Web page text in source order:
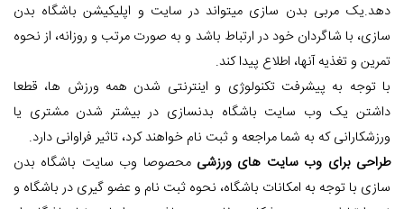
دهد.یک مربی بدن سازی میتواند در سایت و اپلیکیشن باشگاه بدن
سازی، با شاگردان خود در ارتباط باشد و به صورت مرتب و روزانه، از نحوه
تمرین و تغذیه آنها، اطلاع پیدا کند.
با توجه به پیشرفت تکنولوژی و اینترنتی شدن همه ورزش ها، قطعا
داشتن یک وب سایت باشگاه بدنسازی در بیشتر شدن مشتری یا
ورزشکارانی که به شما مراجعه و ثبت نام خواهند کرد، تاثیر فراوانی دارد.
طراحی برای وب سایت های ورزشی محصوصا وب سایت باشگاه بدن
سازی با توجه به امکانات باشگاه، نحوه ثبت نام و عضو گیری در باشگاه و